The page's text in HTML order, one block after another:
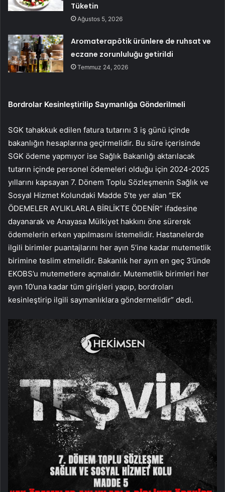
Tüketin
Ağustos 5, 2026
Aromaterapötik ürünlere de ruhsat ve
eczane zorunluluğu getirildi
Temmuz 24, 2026
Bordrolar Kesinleştirilip Saymanlığa Gönderilmeli
SGK tahakkuk edilen fatura tutarını 3 iş günü içinde
bakanlığın hesaplarına geçirmelidir. Bu süre içerisinde
SGK ödeme yapmıyor ise Sağlık Bakanlığı aktarılacak
tutarın içinde personel ödemeleri olduğu için 2024-2025
yıllarını kapsayan 7. Dönem Toplu Sözleşmenin Sağlık ve
Sosyal Hizmet Kolundaki Madde 5’te yer alan “EK
ÖDEMELER AYLIKLARLA BİRLİKTE ÖDENİR” ifadesine
dayanarak ve Anayasa Mülkiyet hakkını öne sürerek
ödemelerin erken yapılmasını istemelidir. Hastanelerde
ilgili birimler puantajlarını her ayın 5’ine kadar mutemetlik
birimine teslim etmelidir. Bakanlık her ayın en geç 3’ünde
EKOBS’u mutemetlere açmalıdır. Mutemetlik birimleri her
ayın 10’una kadar tüm girişleri yapıp, bordroları
kesinleştirip ilgili saymanlıklara göndermelidir” dedi.